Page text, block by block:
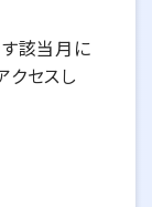
該当月に
クセスし